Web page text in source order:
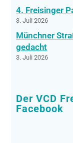
4. Freisinger
3. Juli 2026
Münchner
gedacht
3. Juli 2026
Der VCD
Facebook